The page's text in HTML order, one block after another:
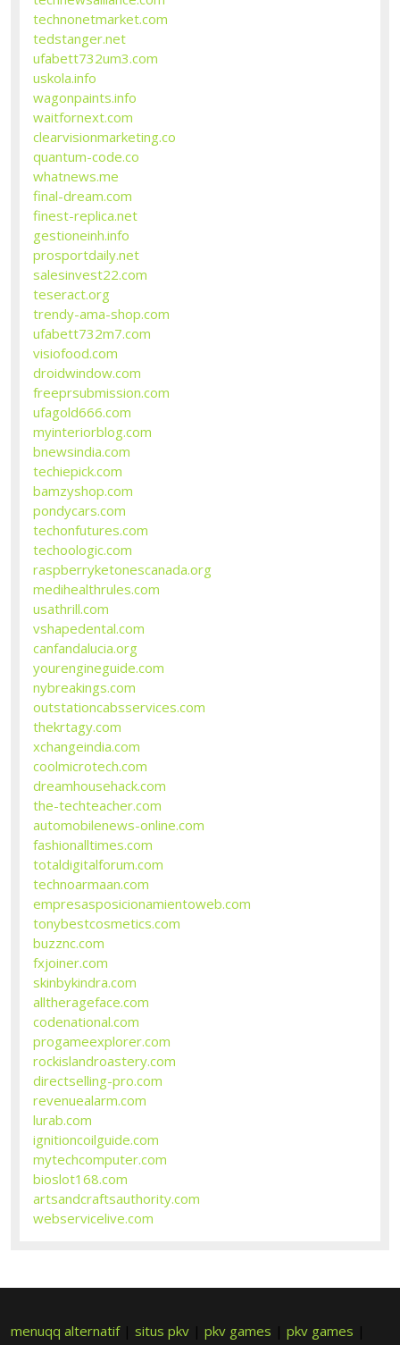
technonetmarket.com
tedstanger.net
ufabett732um3.com
uskola.info
wagonpaints.info
waitfornext.com
clearvisionmarketing.co
quantum-code.co
whatnews.me
final-dream.com
finest-replica.net
gestioneinh.info
prosportdaily.net
salesinvest22.com
teseract.org
trendy-ama-shop.com
ufabett732m7.com
visiofood.com
droidwindow.com
freeprsubmission.com
ufagold666.com
myinteriorblog.com
bnewsindia.com
techiepick.com
bamzyshop.com
pondycars.com
techonfutures.com
techoologic.com
raspberryketonescanada.org
medihealthrules.com
usathrill.com
vshapedental.com
canfandalucia.org
yourengineguide.com
nybreakings.com
outstationcabsservices.com
thekrtagy.com
xchangeindia.com
coolmicrotech.com
dreamhousehack.com
the-techteacher.com
automobilenews-online.com
fashionalltimes.com
totaldigitalforum.com
technoarmaan.com
empresasposicionamientoweb.com
tonybestcosmetics.com
buzznc.com
fxjoiner.com
skinbykindra.com
alltherageface.com
codenational.com
progameexplorer.com
rockislandroastery.com
directselling-pro.com
revenuealarm.com
lurab.com
ignitioncoilguide.com
mytechcomputer.com
bioslot168.com
artsandcraftsauthority.com
webservicelive.com
menuqq alternatif| situs pkv | pkv games | pkv games |